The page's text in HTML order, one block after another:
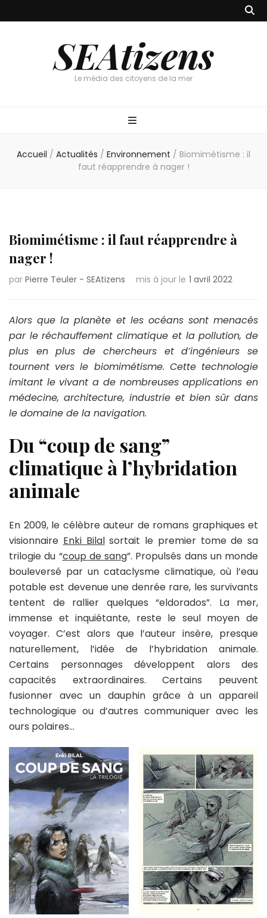
SEAtizens
Le média des citoyens de la mer
Accueil / Actualités / Environnement / Biomimétisme : il
faut réapprendre à nager !
Biomimétisme : il faut réapprendre à
nager !
par Pierre Teuler - SEAtizens mis à jour le 1 avril 2022
Alors que la planète et les océans sont menacés
par le réchauffement climatique et la pollution, de
plus en plus de chercheurs et d’ingénieurs se
tournent vers le biomimétisme. Cette technologie
imitant le vivant a de nombreuses applications en
médecine, architecture, industrie et bien sûr dans
le domaine de la navigation.
Du “coup de sang”
climatique à l’hybridation
animale
En 2009, le célèbre auteur de romans graphiques et
visionnaire Enki Bilalsortait le premier tome de sa
trilogie du “coup de sang”. Propulsés dans un monde
bouleversé par un cataclysme climatique, où l’eau
potable est devenue une denrée rare, les survivants
tentent de rallier quelques “eldorados”. La mer,
immense et inquiétante, reste le seul moyen de
voyager. C’est alors que l’auteur insère, presque
naturellement, l’idée de l’hybridation animale.
Certains personnages développent alors des
capacités extraordinaires. Certains peuvent
fusionner avec un dauphin grâce à un appareil
technologique ou d’autres communiquer avec les
ours polaires…